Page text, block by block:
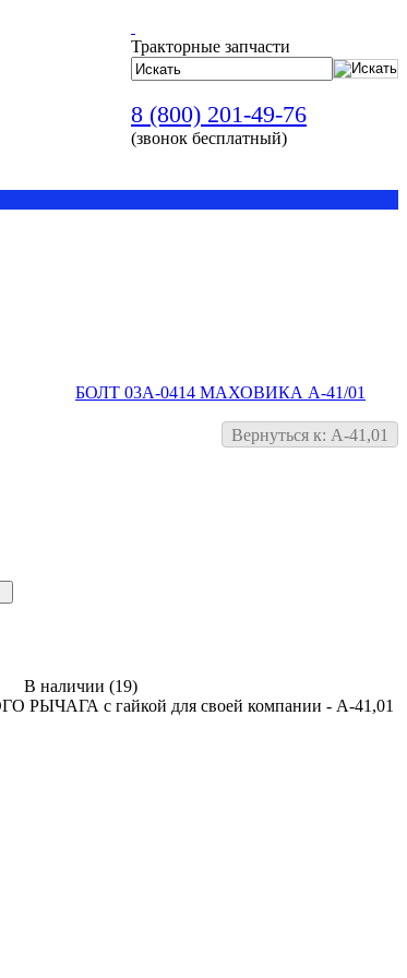
Тракторные запчасти
8 (800) 201-49-76
(звонок бесплатный)
БОЛТ 03А-0414 МАХОВИКА А-41/01
Вернуться к: А-41,01
В наличии (19)
с гайкой для своей компании - А-41,01